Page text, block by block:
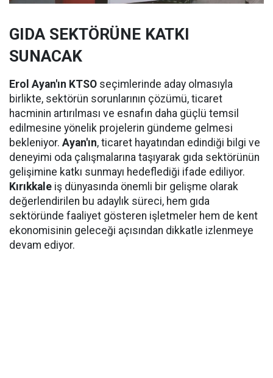
GIDA SEKTÖRÜNE KATKI
SUNACAK
Erol Ayan'ın KTSO seçimlerinde aday olmasıyla
birlikte, sektörün sorunlarının çözümü, ticaret
hacminin artırılması ve esnafın daha güçlü temsil
edilmesine yönelik projelerin gündeme gelmesi
bekleniyor. Ayan'ın, ticaret hayatından edindiği bilgi ve
deneyimi oda çalışmalarına taşıyarak gıda sektörünün
gelişimine katkı sunmayı hedeflediği ifade ediliyor.
Kırıkkale iş dünyasında önemli bir gelişme olarak
değerlendirilen bu adaylık süreci, hem gıda
sektöründe faaliyet gösteren işletmeler hem de kent
ekonomisinin geleceği açısından dikkatle izlenmeye
devam ediyor.